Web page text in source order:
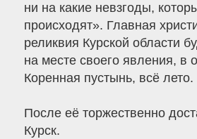
ни на какие невзгоды,
происходят». Главная
реликвия Курской области
на месте своего явления, в
Коренная пустынь, всё лето.
После её торжественно
Курск.